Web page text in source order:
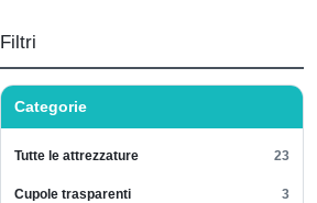
Filtri
Categorie
Tutte le attrezzature 23
Cupole trasparenti 3